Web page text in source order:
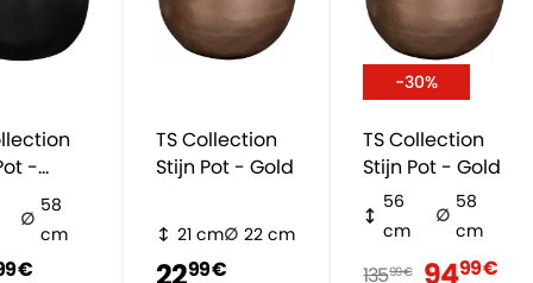
-
58
cm
€
TS Collection
Stijn Pot - Gold
21 cm 22 cm
99 €
-30%
TS Collection
Stijn Pot - Gold
56
cm
58
cm
13599 € 9499 €